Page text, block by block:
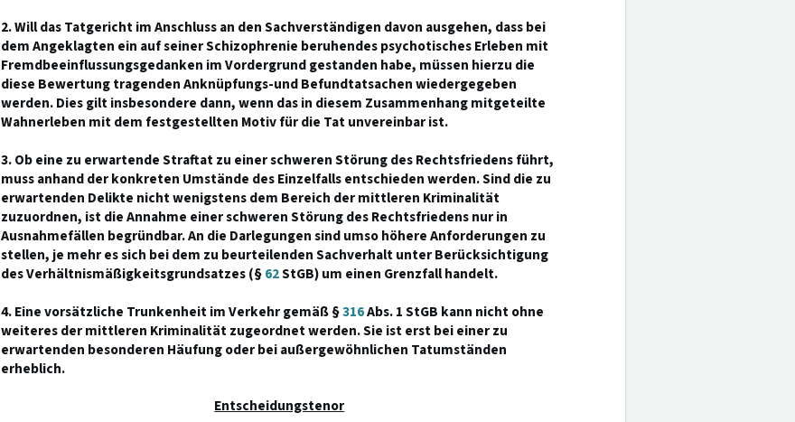
2. Will das Tatgericht im Anschluss an den Sachverständigen davon ausgehen, dass bei
dem Angeklagten ein auf seiner Schizophrenie beruhendes psychotisches Erleben mit
Fremdbeeinflussungsgedanken im Vordergrund gestanden habe, müssen hierzu die
diese Bewertung tragenden Anknüpfungs-und Befundtatsachen wiedergegeben
werden. Dies gilt insbesondere dann, wenn das in diesem Zusammenhang mitgeteilte
Wahnerleben mit dem festgestellten Motiv für die Tat unvereinbar ist.
3. Ob eine zu erwartende Straftat zu einer schweren Störung des Rechtsfriedens führt,
muss anhand der konkreten Umstände des Einzelfalls entschieden werden. Sind die zu
erwartenden Delikte nicht wenigstens dem Bereich der mittleren Kriminalität
zuzuordnen, ist die Annahme einer schweren Störung des Rechtsfriedens nur in
Ausnahmefällen begründbar. An die Darlegungen sind umso höhere Anforderungen zu
stellen, je mehr es sich bei dem zu beurteilenden Sachverhalt unter Berücksichtigung
des Verhältnismäßigkeitsgrundsatzes (§62StGB) um einen Grenzfall handelt.
4. Eine vorsätzliche Trunkenheit im Verkehr gemäß §316Abs. 1 StGB kann nicht ohne
weiteres der mittleren Kriminalität zugeordnet werden. Sie ist erst bei einer zu
erwartenden besonderen Häufung oder bei außergewöhnlichen Tatumständen
erheblich.
Entscheidungstenor